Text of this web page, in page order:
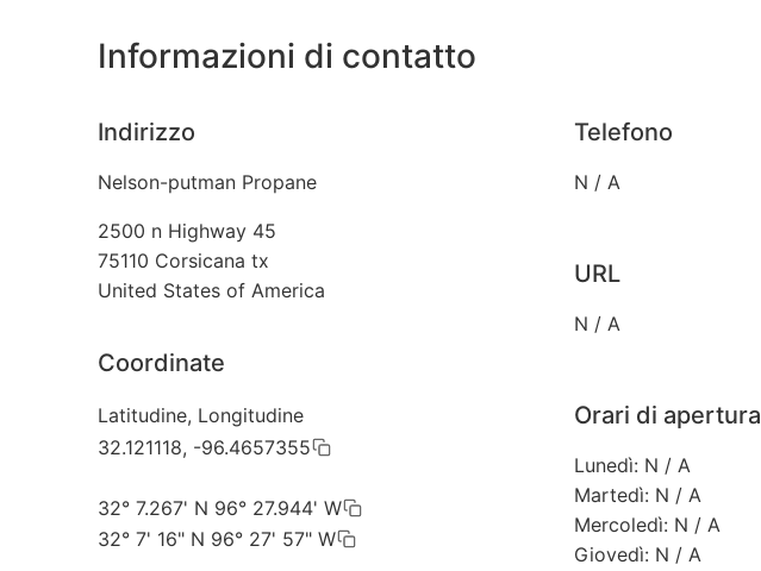
Informazioni di contatto
Indirizzo
Nelson-putman Propane
2500 n Highway 45
75110 Corsicana tx
United States of America
Coordinate
Latitudine, Longitudine
32.121118, -96.4657355
32° 7.267' N 96° 27.944' W
32° 7' 16" N 96° 27' 57" W
Telefono
N / A
URL
N / A
Orari di apertura
Lunedì: N / A
Martedì: N / A
Mercoledì: N / A
Giovedì: N / A